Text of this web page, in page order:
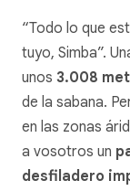
“Todo lo que
tuyo, Simba”.
unos 3.008
de la sabana.
en las zonas
a vosotros un
desfiladero